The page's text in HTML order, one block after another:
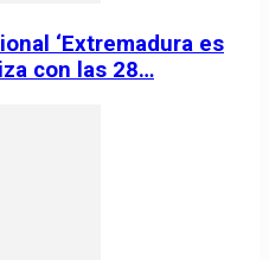
‘Extremadura es
con las 28…